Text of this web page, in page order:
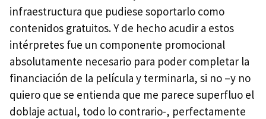
infraestructura que pudiese soportarlo como
contenidos gratuitos. Y de hecho acudir a estos
intérpretes fue un componente promocional
absolutamente necesario para poder completar la
financiación de la película y terminarla, si no –y no
quiero que se entienda que me parece superfluo el
doblaje actual, todo lo contrario-, perfectamente